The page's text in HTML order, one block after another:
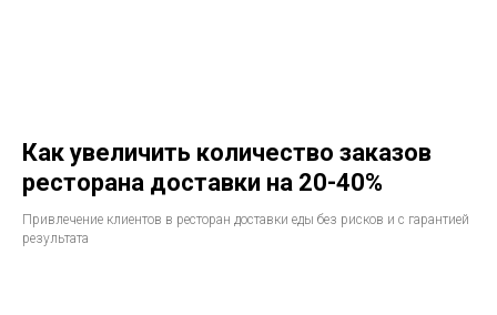
Как увеличить количество заказов
ресторана доставки на 20-40%
Привлечение клиентов в ресторан доставки еды без рисков и с гарантией
результата